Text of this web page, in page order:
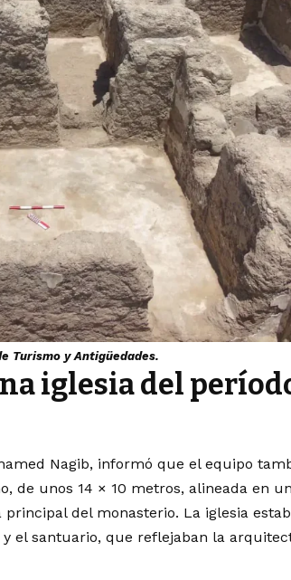
Turismo y Antigüedades.
iglesia del
Nagib, informó que el equipo
de unos 14 × 10 metros, alineada en
del monasterio. La iglesia
el santuario, que reflejaban la